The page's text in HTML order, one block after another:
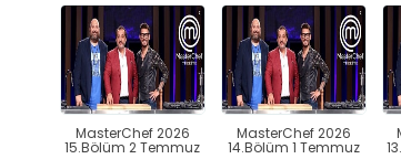
MasterChef 2026
15.Bölüm 2 Temmuz
MasterChef 2026
14.Bölüm 1 Temmuz